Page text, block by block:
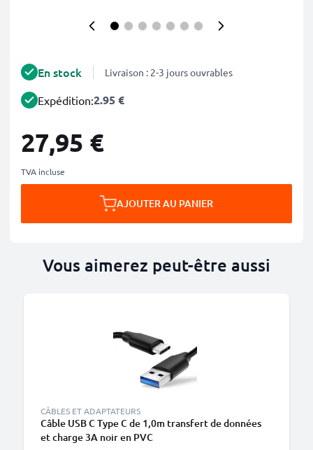
En stock Livraison : 2-3 jours ouvrables
Expédition:2.95 €
27,95 €
TVA incluse
AJOUTER AU PANIER
Vous aimerez peut-être aussi
CÂBLES ET ADAPTATEURS
Câble USB C Type C de 1,0m transfert de données
et charge 3A noir en PVC